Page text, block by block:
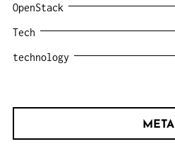
OpenStack
Tech
technology
META